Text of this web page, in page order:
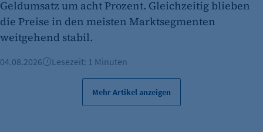
Anbieter:
etracker GmbH
Zweck:
Cookie Laufzeit:
Geldumsatz um acht Prozent. Gleichzeitig blieben
die Preise in den meisten Marktsegmenten
weitgehend stabil.
04.08.2026 Lesezeit: 1 Minuten
Mehr Artikel anzeigen